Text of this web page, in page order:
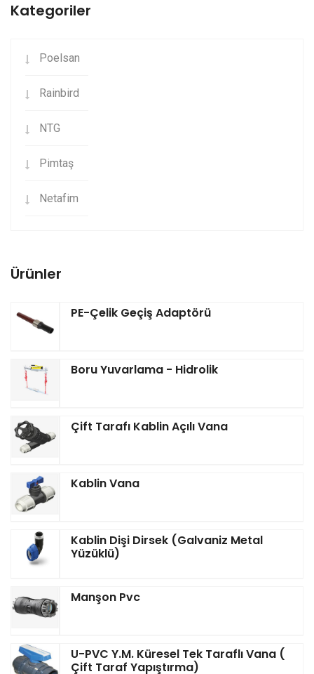
Kategoriler
Poelsan
Rainbird
NTG
Pimtaş
Netafim
Ürünler
PE-Çelik Geçiş Adaptörü
Boru Yuvarlama - Hidrolik
Çift Tarafı Kablin Açılı Vana
Kablin Vana
Kablin Dişi Dirsek (Galvaniz Metal
Yüzüklü)
Manşon Pvc
U-PVC Y.M. Küresel Tek Taraflı Vana (
Çift Taraf Yapıştırma)